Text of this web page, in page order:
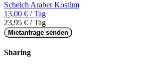
Scheich Araber Kostüm
13,00 € / Tag
23,95 € / Tag
Mietanfrage senden
Sharing